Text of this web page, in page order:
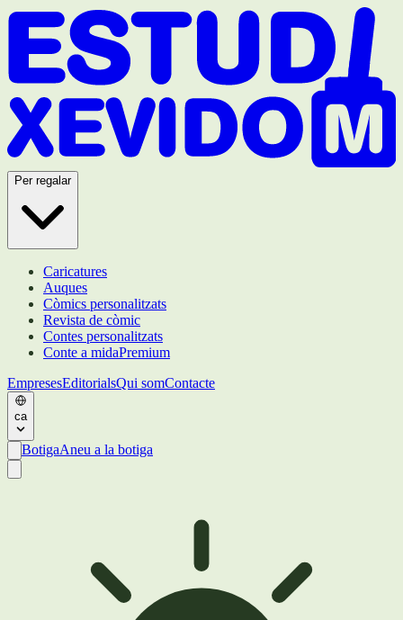
Per regalar
Caricatures
Auques
Còmics personalitzats
Revista de còmic
Contes personalitzats
Conte a midaPremium
EmpresesEditorialsQui somContacte
ca
BotigaAneu a la botiga